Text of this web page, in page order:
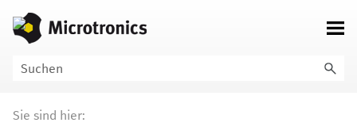
Zu Hauptinhalt springen
Sie sind hier: